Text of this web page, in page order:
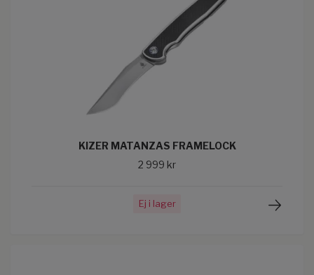
KIZER MATANZAS FRAMELOCK
2 999 kr
Ej i lager